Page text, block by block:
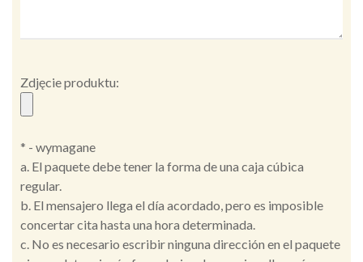
Zdjęcie produktu:
* - wymagane
a. El paquete debe tener la forma de una caja cúbica
regular.
b. El mensajero llega el día acordado, pero es imposible
concertar cita hasta una hora determinada.
c. No es necesario escribir ninguna dirección en el paquete